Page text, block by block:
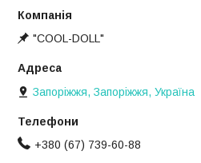
"COOL-DOLL"
Запоріжжя, Запоріжжя, Україна
+380 (67) 739-60-88